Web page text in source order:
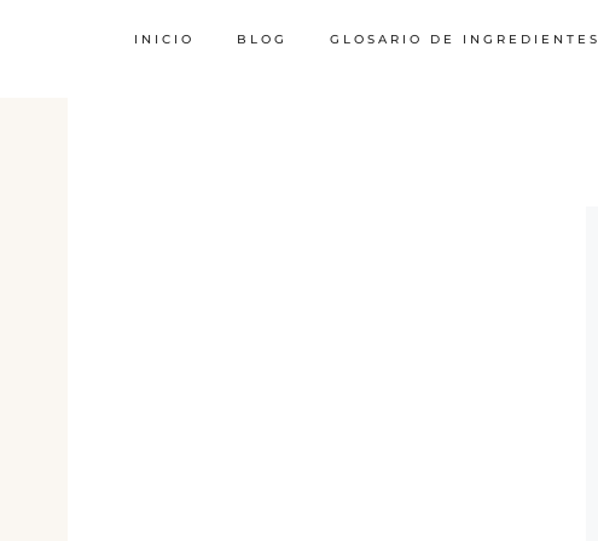
INICIO BLOG GLOSARIO DE INGREDIENTES